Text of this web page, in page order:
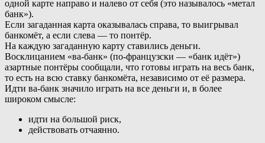
одной карте направо и налево от себя (это называлось «метал
банк»).
Если загаданная карта оказывалась справа, то выигрывал
банкомёт, а если слева — то понтёр.
На каждую загаданную карту ставились деньги.
Восклицанием «ва-банк» (по-французски — «банк идёт»)
азартные понтёры сообщали, что готовы играть на весь банк,
то есть на всю ставку банкомёта, независимо от её размера.
Идти ва-банк значило играть на все деньги и, в более
широком смысле:
идти на большой риск,
действовать отчаянно.